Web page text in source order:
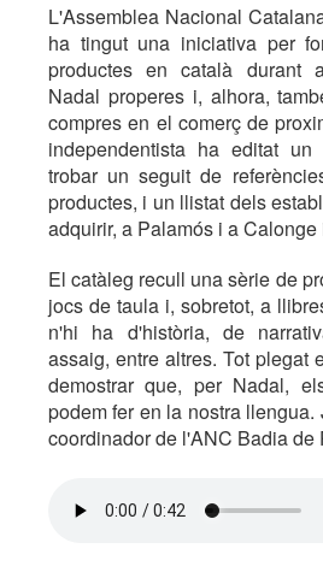
L'Assemblea Nacional
ha tingut una iniciativa per
productes en català durant
Nadal properes i, alhora,
compres en el comerç de
independentista ha editat
trobar un seguit de
productes, i un llistat dels
adquirir, a Palamós i a
El catàleg recull una sèrie de
jocs de taula i, sobretot, a
n'hi ha d'història, de
assaig, entre altres. Tot plegat
demostrar que, per Nadal,
podem fer en la nostra
coordinador de l'ANC Badia de